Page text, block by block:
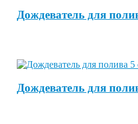
Дождеватель для
Дождеватель для